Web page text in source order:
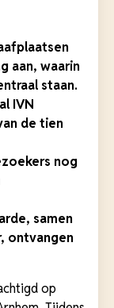
aan, waarin
staan.
IVN
de tien
nog
samen
ontvangen
op